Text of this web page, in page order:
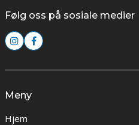
Følg oss på sosiale medier
Meny
Hjem